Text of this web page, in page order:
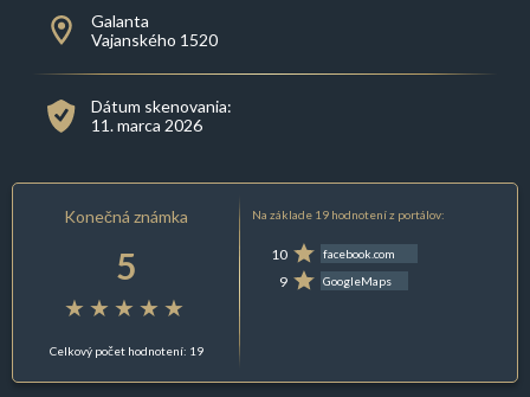
Galanta
Vajanského 1520
Dátum skenovania:
11. marca 2026
Konečná známka
5
Celkový počet hodnotení: 19
Na základe 19 hodnotení z portálov:
10 facebook.com
9 GoogleMaps